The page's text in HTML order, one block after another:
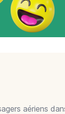
aériens